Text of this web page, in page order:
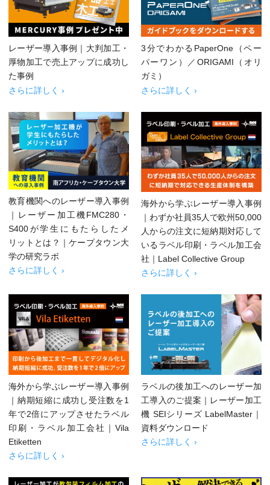
レーザー導入事例｜大判加工・
厚物加工で売上アップに成功し
た事例
さらに詳しく ›
3分でわかるPaperOne（ペー
パーワン）／ORIGAMI（オリ
ガミ）
さらに詳しく ›
教育機関へのレーザー導入事例
｜レーザー加工機FMC280・
S400が学生にもたらしたメ
リットとは？｜ケープタウン大
学の研究ラボ
さらに詳しく ›
海外から学ぶレーザー導入事例
｜わずか社員35人で欧州50,000
人からの注文に短納期対応して
いるラベル印刷・ラベル加工会
社｜Label Collective Group
さらに詳しく ›
海外から学ぶレーザー導入事例
｜納期短縮に成功し受注数を1
年で2倍にアップさせたラベル
印刷・ラベル加工会社｜Vila
Etiketten
さらに詳しく ›
ラベルの後加工へのレーザー加
工導入のご提案｜レーザー加工
機 SEIシリーズ LabelMaster｜
資料ダウンロード
さらに詳しく ›